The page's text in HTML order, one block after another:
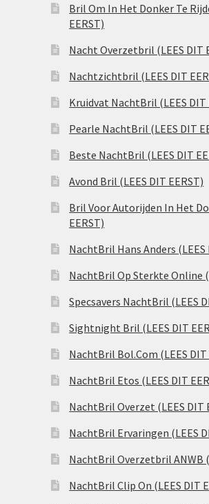
Bril Om In Het Donker Te
EERST)
Nacht Overzetbril (LEES DIT
Nachtzichtbril (LEES DIT
Kruidvat NachtBril (LEES DIT
Pearle NachtBril (LEES DIT
Beste NachtBril (LEES DIT
Avond Bril (LEES DIT EERST)
Bril Voor Autorijden In Het
EERST)
NachtBril Hans Anders (LEES
NachtBril Op Sterkte Online
Specsavers NachtBril (LEES
Sightnight Bril (LEES DIT
NachtBril Bol.Com (LEES DIT
NachtBril Etos (LEES DIT
NachtBril Overzet (LEES DIT
NachtBril Ervaringen (LEES
NachtBril Overzetbril ANWB
NachtBril Clip On (LEES DIT